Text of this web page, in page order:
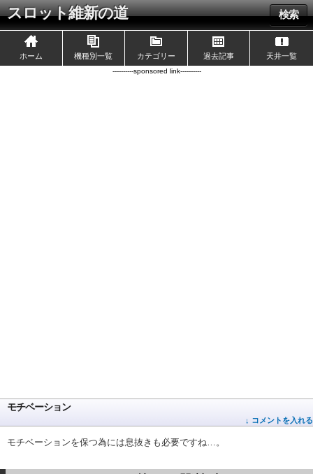
スロット維新の道 検索
ホーム 機種別一覧 カテゴリー 過去記事 天井一覧
----------sponsored link----------
モチベーション
↓ コメントを入れる
モチベーションを保つ為には息抜きも必要ですね…。